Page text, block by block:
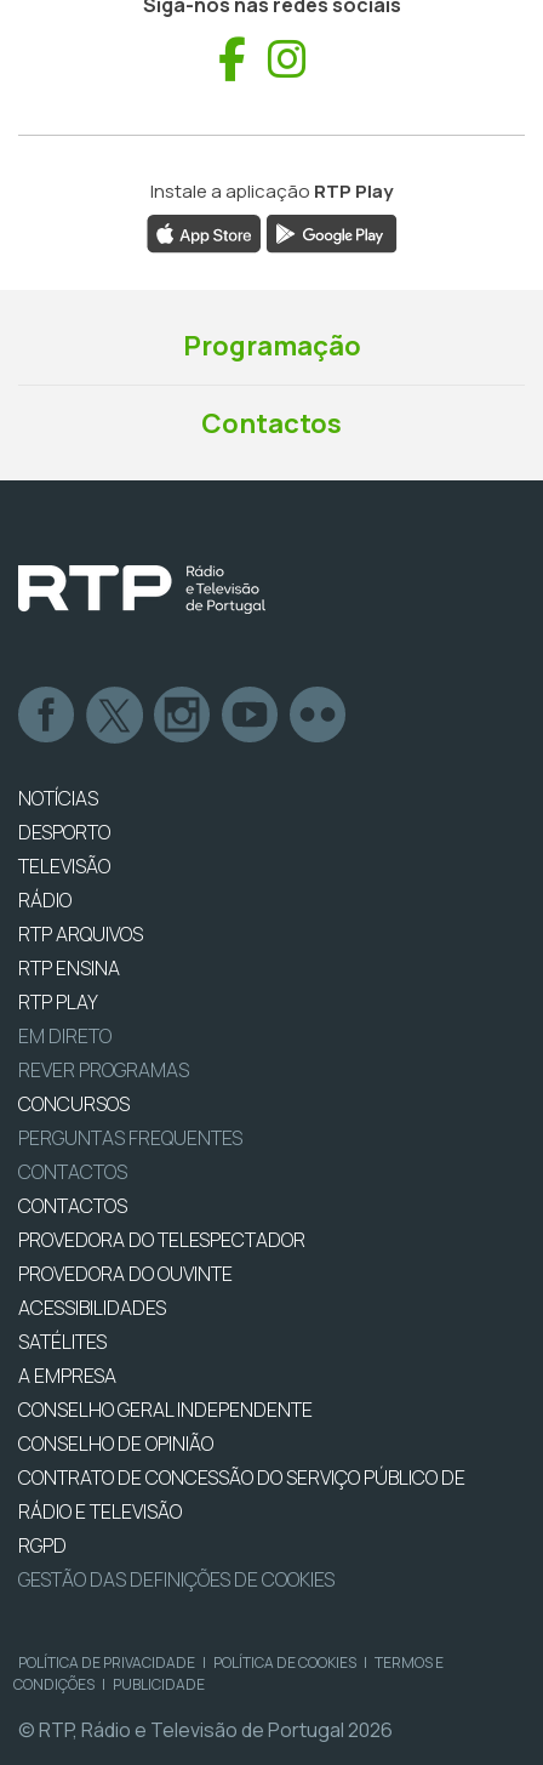
Facebook
Instale a aplicação RTP Play
Programação
Contactos
NOTÍCIAS
DESPORTO
TELEVISÃO
RÁDIO
RTP ARQUIVOS
RTP ENSINA
RTP PLAY
EM DIRETO
REVER PROGRAMAS
CONCURSOS
PERGUNTAS FREQUENTES
CONTACTOS
CONTACTOS
PROVEDORA DO TELESPECTADOR
PROVEDORA DO OUVINTE
ACESSIBILIDADES
SATÉLITES
A EMPRESA
CONSELHO GERAL INDEPENDENTE
CONSELHO DE OPINIÃO
CONTRATO DE CONCESSÃO DO SERVIÇO PÚBLICO DE
RÁDIO E TELEVISÃO
RGPD
GESTÃO DAS DEFINIÇÕES DE COOKIES
POLÍTICA DE PRIVACIDADE | POLÍTICA DE COOKIES | TERMOS E
CONDIÇÕES | PUBLICIDADE
© RTP, Rádio e Televisão de Portugal 2026